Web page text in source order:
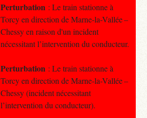
Perturbation : Le train stationne à
Torcy en direction de Marne-la-Vallée –
Chessy en raison d'un incident
nécessitant l’intervention du conducteur.
Perturbation : Le train stationne à
Torcy en direction de Marne-la-Vallée –
Chessy (incident nécessitant
l’intervention du conducteur).